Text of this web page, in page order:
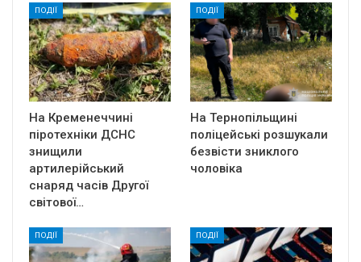
ПОДІЇ
На Кременеччині
піротехніки ДСНС
знищили
артилерійський
снаряд часів Другої
світової…
ПОДІЇ
На Тернопільщині
поліцейські розшукали
безвісти зниклого
чоловіка
ПОДІЇ ПОДІЇ